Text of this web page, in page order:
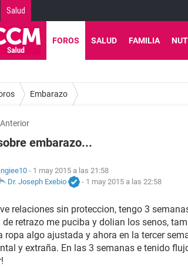
Salud
FOROS SALUD FAMILIA
Embarazo
embarazo...
- 1 may 2015 a las 21:58
Dr. Joseph Exebio
- 1 may 2015 a las 22:58
relaciones sin proteccion, tengo 3
de retrazo me puciba y dolian los senos,
ropa algo ajustada y ahora en la tercer
y extraña. En las 3 semanas e tenido